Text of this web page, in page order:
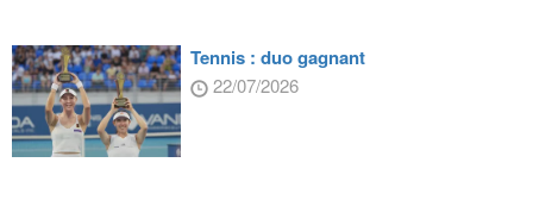
Tennis : duo gagnant
22/07/2026